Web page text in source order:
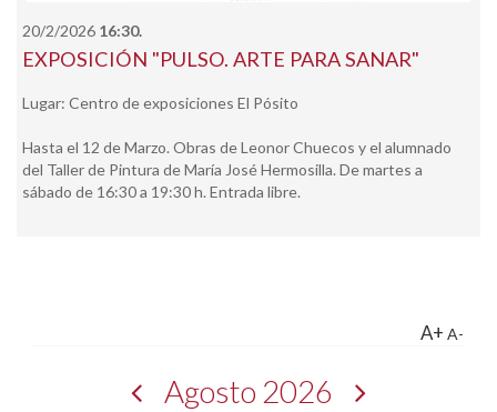
20/2/2026 16:30.
EXPOSICIÓN "PULSO. ARTE PARA SANAR"
Lugar: Centro de exposiciones El Pósito
Hasta el 12 de Marzo. Obras de Leonor Chuecos y el alumnado
del Taller de Pintura de María José Hermosilla. De martes a
sábado de 16:30 a 19:30 h. Entrada libre.
A+ A-
Agosto 2026